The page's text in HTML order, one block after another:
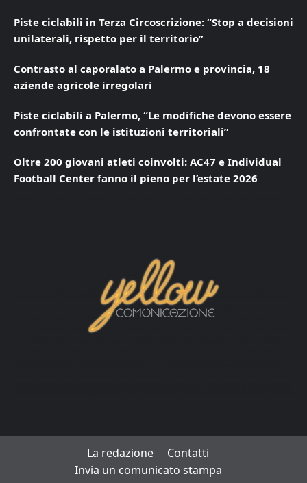
Piste ciclabili in Terza Circoscrizione: “Stop a decisioni
unilaterali, rispetto per il territorio”
Contrasto al caporalato a Palermo e provincia, 18
aziende agricole irregolari
Piste ciclabili a Palermo, “Le modifiche devono essere
confrontate con le istituzioni territoriali”
Oltre 200 giovani atleti coinvolti: AC47 e Individual
Football Center fanno il pieno per l’estate 2026
La redazione
Contatti
Invia un comunicato stampa